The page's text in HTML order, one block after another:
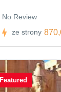
No Review
ze strony
Featured